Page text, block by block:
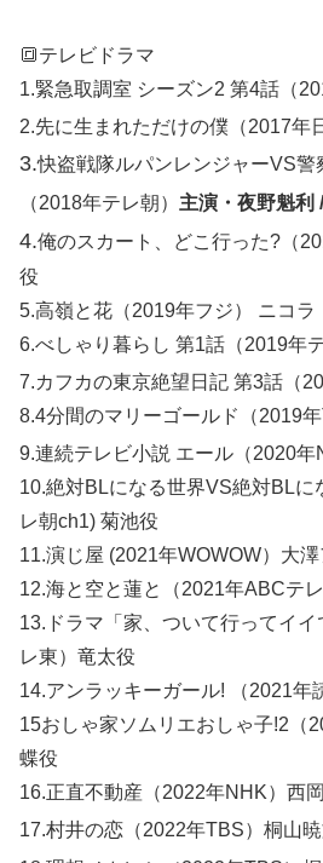
🔳テレビドラマ
1.緊急取調室 シーズン2 第4話（
2.先に生まれただけの僕（2017年
3.快盗戦隊ルパンレンジャーVS警
（2018年テレ朝） 主演・夜野魁利
4.俺のスカート、どこ行った?（
役
5.高嶺と花（2019年フジ） ニコラ
6.べしゃり暮らし 第1話（2019年
7.カフカの東京絶望日記 第3話（
8.4分間のマリーゴールド（2019
9.連続テレビ小説 エール（2020年
10.絶対BLになる世界VS絶対BLに
レ朝ch1) 菊池役
11.演じ屋 (2021年WOWOW）大
12.海と空と蓮と（2021年ABCテ
13.ドラマ「家、ついて行ってイ
レ東）竜太役
14.アンラッキーガール! （2021年
15おしゃ家ソムリエおしゃ子!2（
蝶役
16.正直不動産（2022年NHK）西
17.村井の恋（2022年TBS）桐山